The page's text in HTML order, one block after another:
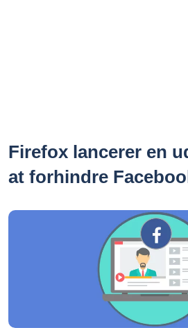
Firefox lancerer en
at forhindre